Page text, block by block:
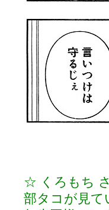
☆ くろもち
部タコが見て